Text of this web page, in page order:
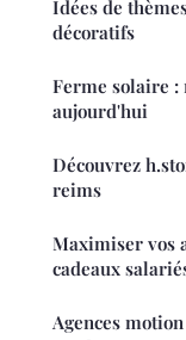
Idées de
décoratifs
Ferme solaire
aujourd'hui
Découvrez
reims
Maximiser vos
cadeaux
Agences